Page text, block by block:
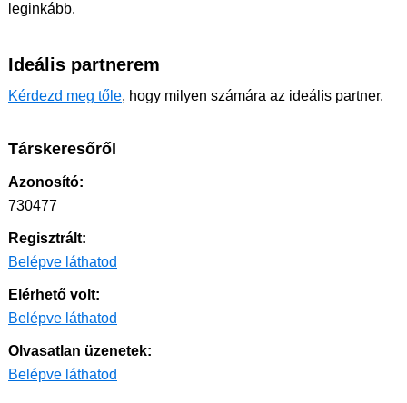
leginkább.
Ideális partnerem
Kérdezd meg tőle, hogy milyen számára az ideális partner.
Társkeresőről
Azonosító:
730477
Regisztrált:
Belépve láthatod
Elérhető volt:
Belépve láthatod
Olvasatlan üzenetek:
Belépve láthatod